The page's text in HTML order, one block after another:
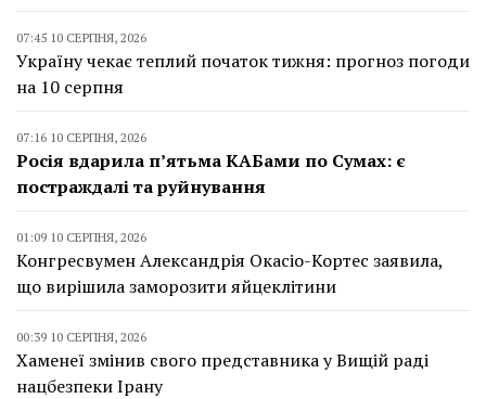
07:45 10 СЕРПНЯ, 2026
Україну чекає теплий початок тижня: прогноз погоди
на 10 серпня
07:16 10 СЕРПНЯ, 2026
Росія вдарила п’ятьма КАБами по Сумах: є
постраждалі та руйнування
01:09 10 СЕРПНЯ, 2026
Конгресвумен Александрія Окасіо-Кортес заявила,
що вирішила заморозити яйцеклітини
00:39 10 СЕРПНЯ, 2026
Хаменеї змінив свого представника у Вищій раді
нацбезпеки Ірану